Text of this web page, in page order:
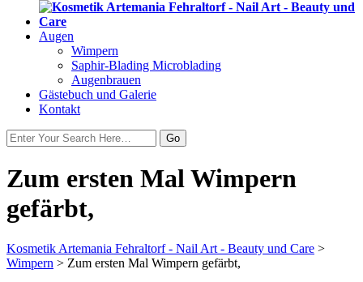
Augen
Wimpern
Saphir-Blading Microblading
Augenbrauen
Gästebuch und Galerie
Kontakt
Zum ersten Mal Wimpern
gefärbt,
Kosmetik Artemania Fehraltorf - Nail Art - Beauty und Care >
Wimpern > Zum ersten Mal Wimpern gefärbt,